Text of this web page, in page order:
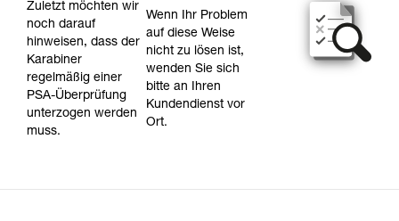
Zuletzt möchten wir
noch darauf
hinweisen, dass der
Karabiner
regelmäßig einer
PSA-Überprüfung
unterzogen werden
muss.
Wenn Ihr Problem
auf diese Weise
nicht zu lösen ist,
wenden Sie sich
bitte an Ihren
Kundendienst vor
Ort.